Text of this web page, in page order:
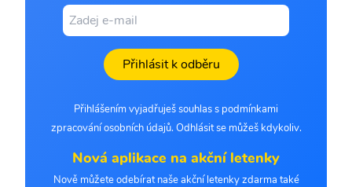
Přihlásit k odběru
Přihlášením vyjadřuješ souhlas s podmínkami
zpracování osobních údajů. Odhlásit se můžeš kdykoliv.
Nová aplikace na akční letenky
Nově můžete odebírat naše akční letenky zdarma také